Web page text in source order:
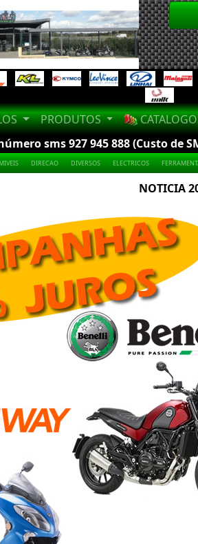
PRODUTOS
sms 927 945 888 (Custo
DIRECAO DIVERSOS ELECTRICOS
NOTICIA